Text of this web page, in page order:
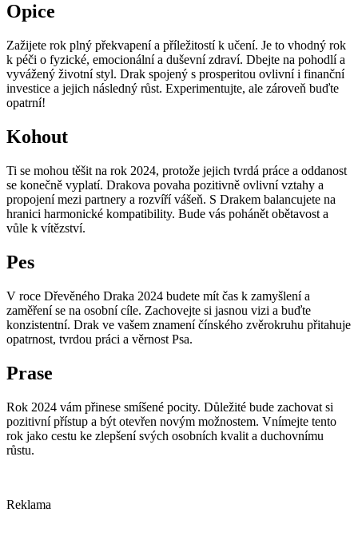
Opice
Zažijete rok plný překvapení a příležitostí k učení. Je to vhodný rok
k péči o fyzické, emocionální a duševní zdraví. Dbejte na pohodlí a
vyvážený životní styl. Drak spojený s prosperitou ovlivní i finanční
investice a jejich následný růst. Experimentujte, ale zároveň buďte
opatrní!
Kohout
Ti se mohou těšit na rok 2024, protože jejich tvrdá práce a oddanost
se konečně vyplatí. Drakova povaha pozitivně ovlivní vztahy a
propojení mezi partnery a rozvíří vášeň. S Drakem balancujete na
hranici harmonické kompatibility. Bude vás pohánět obětavost a
vůle k vítězství.
Pes
V roce Dřevěného Draka 2024 budete mít čas k zamyšlení a
zaměření se na osobní cíle. Zachovejte si jasnou vizi a buďte
konzistentní. Drak ve vašem znamení čínského zvěrokruhu přitahuje
opatrnost, tvrdou práci a věrnost Psa.
Prase
Rok 2024 vám přinese smíšené pocity. Důležité bude zachovat si
pozitivní přístup a být otevřen novým možnostem. Vnímejte tento
rok jako cestu ke zlepšení svých osobních kvalit a duchovnímu
růstu.
Reklama